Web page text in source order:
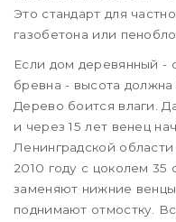
Это стандарт для
газобетона или
Если дом деревянный -
бревна - высота
Дерево боится влаги.
и через 15 лет венец
Ленинградской
2010 году с цоколем
заменяют нижние
поднимают отмостку.